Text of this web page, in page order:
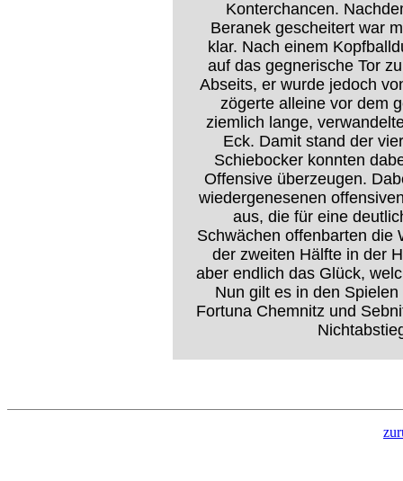
Konterchancen.
Beranek gescheitert war
klar. Nach einem
auf das gegnerische Tor
Abseits, er wurde jedoch
zögerte alleine vor dem
ziemlich lange,
Eck. Damit stand der
Schiebocker konnten
Offensive überzeugen.
wiedergenesenen
aus, die für eine
Schwächen offenbarten die
der zweiten Hälfte in der
aber endlich das Glück,
Nun gilt es in den
Fortuna Chemnitz und